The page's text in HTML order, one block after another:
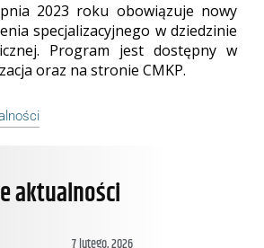
aktualności
2023 roku obowiązuje nowy
specjalizacyjnego w dziedzinie
Program jest dostępny w
oraz na stronie CMKP.